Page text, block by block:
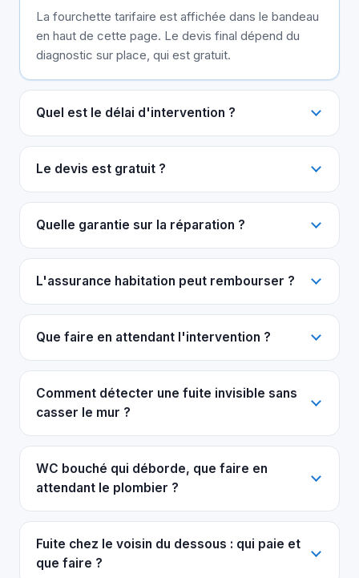
La fourchette tarifaire est affichée dans le bandeau
en haut de cette page. Le devis final dépend du
diagnostic sur place, qui est gratuit.
Quel est le délai d'intervention ?
Le devis est gratuit ?
Quelle garantie sur la réparation ?
L'assurance habitation peut rembourser ?
Que faire en attendant l'intervention ?
Comment détecter une fuite invisible sans
casser le mur ?
WC bouché qui déborde, que faire en
attendant le plombier ?
Fuite chez le voisin du dessous : qui paie et
que faire ?